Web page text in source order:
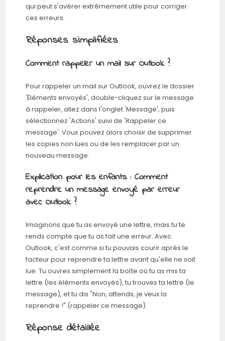
qui peut s'avérer extrêmement utile pour corriger
ces erreurs.
Réponses simplifiées
Comment rappeler un mail sur Outlook ?
Pour rappeler un mail sur Outlook, ouvrez le dossier
'Éléments envoyés', double-cliquez sur le message
à rappeler, allez dans l'onglet 'Message', puis
sélectionnez 'Actions' suivi de 'Rappeler ce
message'. Vous pouvez alors choisir de supprimer
les copies non lues ou de les remplacer par un
nouveau message.
Explication pour les enfants : Comment
reprendre un message envoyé par erreur
avec Outlook ?
Imaginons que tu as envoyé une lettre, mais tu te
rends compte que tu as fait une erreur. Avec
Outlook, c'est comme si tu pouvais courir après le
facteur pour reprendre ta lettre avant qu'elle ne soit
lue. Tu ouvres simplement la boîte où tu as mis ta
lettre (les éléments envoyés), tu trouves ta lettre (le
message), et tu dis "Non, attends, je veux la
reprendre !" (rappeler ce message).
Réponse détaillée